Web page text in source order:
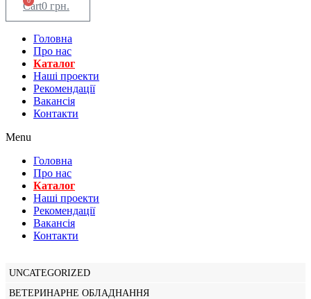
0 грн.
Cart
Головна
Про нас
Каталог
Нашi проекти
Рекомендації
Вакансiя
Контакти
Menu
Головна
Про нас
Каталог
Нашi проекти
Рекомендації
Вакансiя
Контакти
UNCATEGORIZED
ВЕТЕРИНАРНЕ ОБЛАДНАННЯ